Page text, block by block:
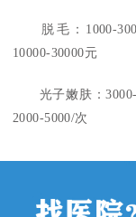
脱毛：1000-
10000-30000元
光子嫩肤：3000-
2000-5000/次